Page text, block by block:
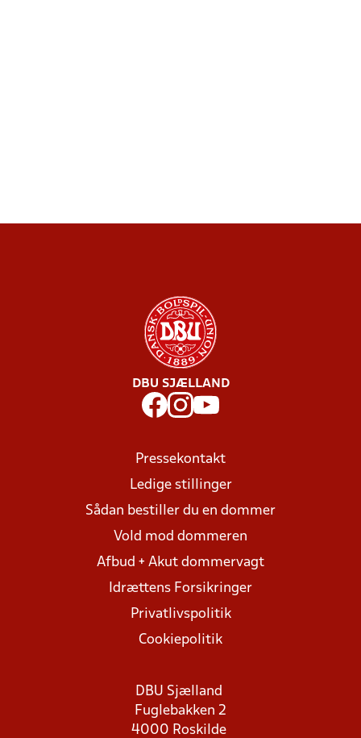
DBU SJÆLLAND
Pressekontakt
Ledige stillinger
Sådan bestiller du en dommer
Vold mod dommeren
Afbud + Akut dommervagt
Idrættens Forsikringer
Privatlivspolitik
Cookiepolitik
DBU Sjælland
Fuglebakken 2
4000 Roskilde